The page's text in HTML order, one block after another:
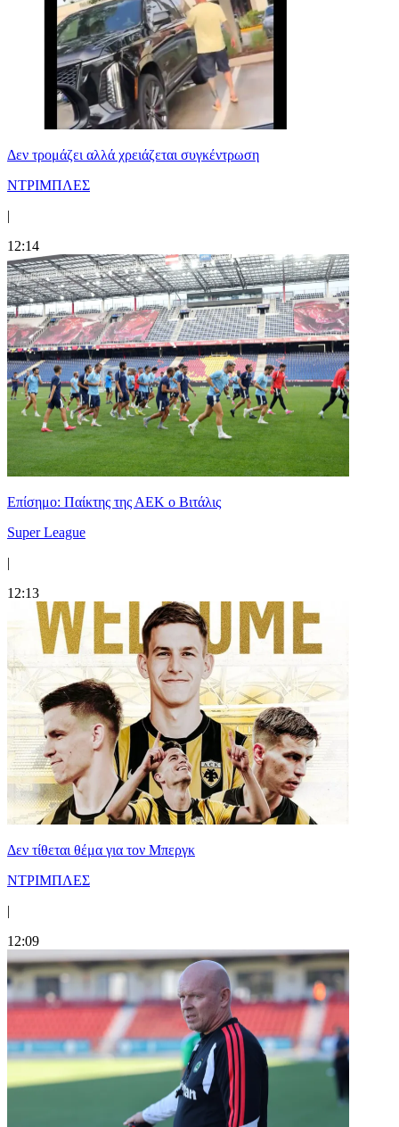
Δεν τρομάζει αλλά χρειάζεται συγκέντρωση
ΝΤΡΙΜΠΛΕΣ
|
12:14
Επίσημο: Παίκτης της ΑΕΚ ο Βιτάλις
Super League
|
12:13
Δεν τίθεται θέμα για τον Μπεργκ
ΝΤΡΙΜΠΛΕΣ
|
12:09